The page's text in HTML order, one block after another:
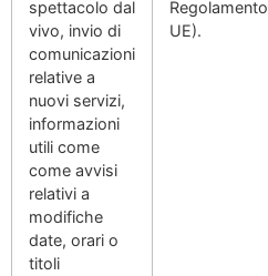
spettacolo dal
vivo, invio di
comunicazioni
relative a
nuovi servizi,
informazioni
utili come
come avvisi
relativi a
modifiche
date, orari o
titoli
Regolamento
UE).